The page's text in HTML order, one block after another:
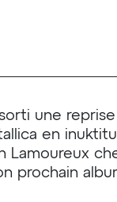
sorti une
en
Lamoureux
prochain